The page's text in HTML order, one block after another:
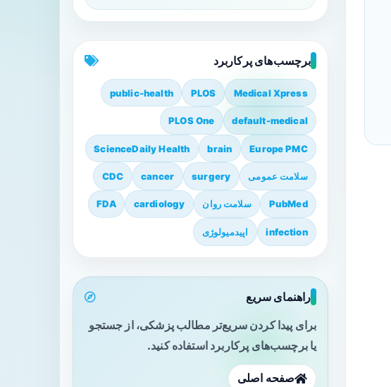
برچسب‌های پرکاربرد
Medical Xpress
PLOS
public-health
default-medical
PLOS One
Europe PMC
brain
ScienceDaily Health
سلامت عمومی surgery
cancer
CDC
PubMed سلامت روان cardiology
FDA
infection اپیدمیولوژی
راهنمای سریع
برای پیدا کردن سریع‌تر مطالب پزشکی، از جستجو
یا برچسب‌های پرکاربرد استفاده کنید.
صفحه اصلی